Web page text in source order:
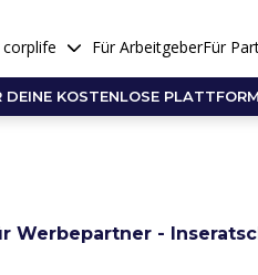
Für ArbeitgeberFür
DEINE KOSTENLOSE
Werbepartner -